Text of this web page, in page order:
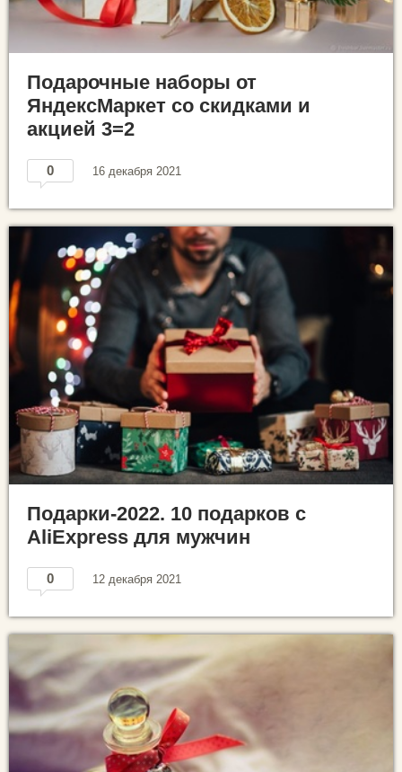
Подарочные наборы от
ЯндексМаркет со скидками и
акцией 3=2
0 16 декабря 2021
Подарки-2022. 10 подарков с
AliExpress для мужчин
0 12 декабря 2021